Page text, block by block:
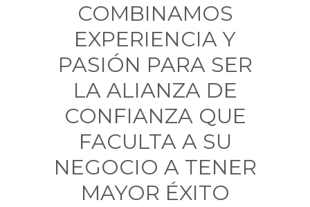
COMBINAMOS
EXPERIENCIA Y
PASIÓN PARA SER
LA ALIANZA DE
CONFIANZA QUE
FACULTA A SU
NEGOCIO A TENER
MAYOR ÉXITO